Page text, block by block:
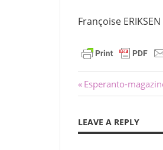
Françoise ERIKSEN
articles
Previous
Post:
Esperanto-
LEAVE A REPLY